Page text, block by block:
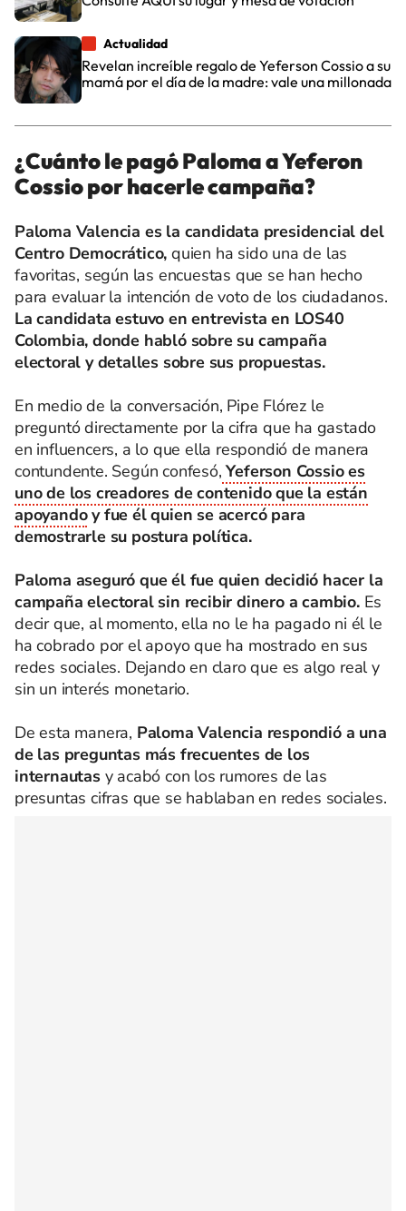
Actualidad
Revelan increíble regalo de Yeferson Cossio a su
mamá por el día de la madre: vale una millonada
¿Cuánto le pagó Paloma a Yeferon
Cossio por hacerle campaña?
Paloma Valencia es la candidata presidencial del
Centro Democrático, quien ha sido una de las
favoritas, según las encuestas que se han hecho
para evaluar la intención de voto de los ciudadanos.
La candidata estuvo en entrevista en LOS40
Colombia, donde habló sobre su campaña
electoral y detalles sobre sus propuestas.
En medio de la conversación, Pipe Flórez le
preguntó directamente por la cifra que ha gastado
en influencers, a lo que ella respondió de manera
contundente. Según confesó, Yeferson Cossio es
uno de los creadores de contenido que la están
apoyandoy fue él quien se acercó para
demostrarle su postura política.
Paloma aseguró que él fue quien decidió hacer la
campaña electoral sin recibir dinero a cambio.Es
decir que, al momento, ella no le ha pagado ni él le
ha cobrado por el apoyo que ha mostrado en sus
redes sociales. Dejando en claro que es algo real y
sin un interés monetario.
De esta manera, Paloma Valencia respondió a una
de las preguntas más frecuentes de los
internautasy acabó con los rumores de las
presuntas cifras que se hablaban en redes sociales.